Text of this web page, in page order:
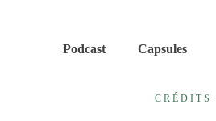
Podcast Capsules
CRÉDITS